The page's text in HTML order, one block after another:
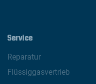
Service
Reparatur
Flüssiggasvertrieb